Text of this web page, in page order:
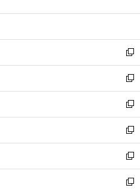
開
ウ
開
く
ン
ウ
で
開
く
ウ
ン
ド
ウ
で
開
く
新
し
い
ウ
ィ
ン
ド
ウ
で
開
く
新
し
い
ウ
ィ
ン
ド
ウ
で
新
し
い
ウ
ィ
ン
ド
新
し
い
ウ
ィ
新
し
い
新